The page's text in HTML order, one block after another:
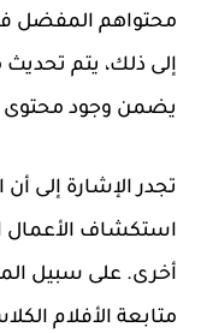
محتواهم المفضل
يضمن وجود محتوى
تجدر الإشارة إلى
استكشاف الأعمال
أخرى. على سبيل
متابعة الأفلام